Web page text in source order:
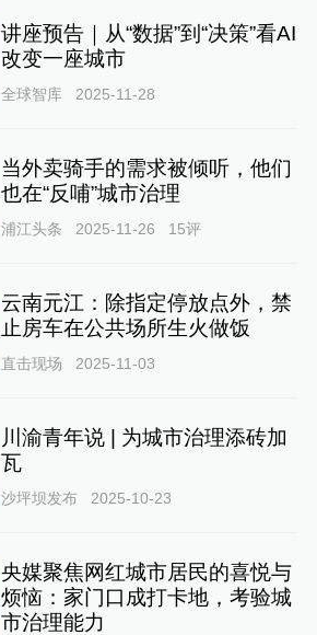
讲座预告｜从“数据”到“决策”看AI
改变一座城市
全球智库 2025-11-28
当外卖骑手的需求被倾听，他们
也在“反哺”城市治理
浦江头条 2025-11-26 15评
云南元江：除指定停放点外，禁
止房车在公共场所生火做饭
直击现场 2025-11-03
川渝青年说 | 为城市治理添砖加
瓦
沙坪坝发布 2025-10-23
央媒聚焦网红城市居民的喜悦与
烦恼：家门口成打卡地，考验城
市治理能力